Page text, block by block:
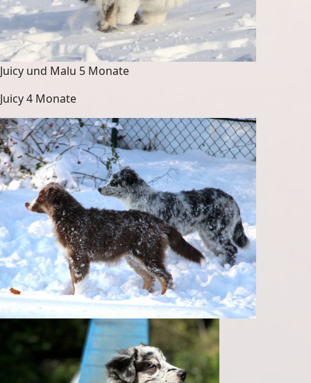
Juicy und Malu 5 Monate
Juicy 4 Monate